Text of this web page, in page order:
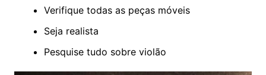
Verifique todas as peças móveis
Seja realista
Pesquise tudo sobre violão